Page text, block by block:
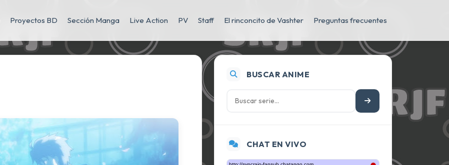
Proyectos BD Sección Manga Live Action PV Staff El rinconcito de Vashter Preguntas frecuentes
BUSCAR ANIME
CHAT EN VIVO